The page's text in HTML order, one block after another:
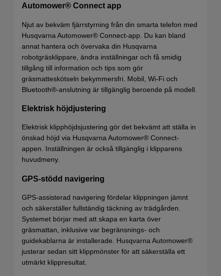
Automower® Connect app
Njut av bekväm fjärrstyrning från din smarta telefon med
Husqvarna Automower® Connect-app. Du kan bland
annat hantera och övervaka din Husqvarna
robotgräsklippare, ändra inställningar och få smidig
tillgång till information och tips som gör
gräsmatteskötseln bekymmersfri. Mobil, Wi-Fi och
Bluetooth®-anslutning är tillgänglig beroende på modell.
Elektrisk höjdjustering
Elektrisk klipphöjdsjustering gör det bekvämt att ställa in
önskad höjd via Husqvarna Automower® Connect-
appen. Inställningen är också tillgänglig i klipparens
huvudmeny.
GPS-stödd navigering
GPS-assisterad navigering fördelar klippningen jämnt
och säkerställer fullständig täckning av trädgården.
Systemet börjar med att skapa en karta över
gräsmattan, inklusive var begränsnings- och
guidekablarna är installerade. Husqvarna Automower®
justerar sedan sitt klippmönster för att säkerställa ett
utmärkt klippresultat.